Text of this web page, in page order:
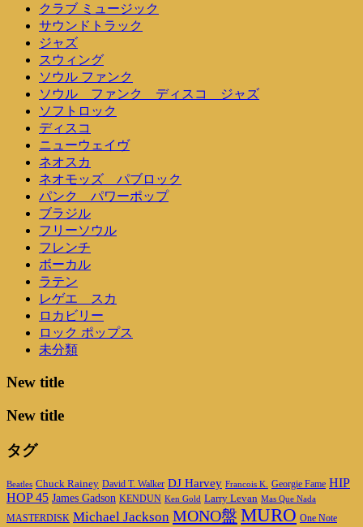
クラブ ミュージック
サウンドトラック
ジャズ
スウィング
ソウル ファンク
ソウル ファンク ディスコ ジャズ
ソフトロック
ディスコ
ニューウェイヴ
ネオスカ
ネオモッズ パブロック
パンク パワーポップ
ブラジル
フリーソウル
フレンチ
ボーカル
ラテン
レゲエ スカ
ロカビリー
ロック ポップス
未分類
New title
New title
タグ
Beatles Chuck Rainey David T. Walker DJ Harvey Francois K. Georgie Fame HIP
HOP 45 James Gadson KENDUN Ken Gold Larry Levan Mas Que Nada
MASTERDISK Michael Jackson MONO盤 MURO One Note